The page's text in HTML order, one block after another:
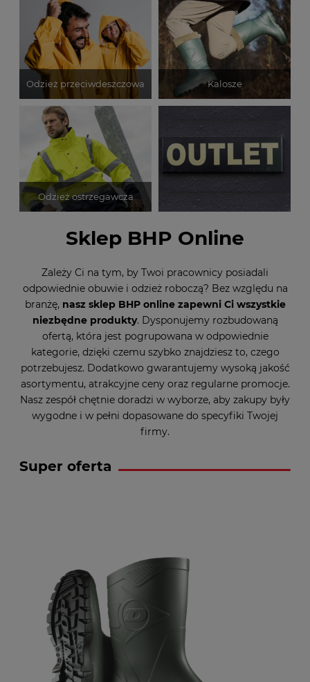
Odzież przeciwdeszczowa Kalosze
Odzież ostrzegawcza
Sklep BHP Online
Zależy Ci na tym, by Twoi pracownicy posiadali
odpowiednie obuwie i odzież roboczą? Bez względu na
branżę, nasz sklep BHP online zapewni Ci wszystkie
niezbędne produkty. Dysponujemy rozbudowaną
ofertą, która jest pogrupowana w odpowiednie
kategorie, dzięki czemu szybko znajdziesz to, czego
potrzebujesz. Dodatkowo gwarantujemy wysoką jakość
asortymentu, atrakcyjne ceny oraz regularne promocje.
Nasz zespół chętnie doradzi w wyborze, aby zakupy były
wygodne i w pełni dopasowane do specyfiki Twojej
firmy.
Super oferta